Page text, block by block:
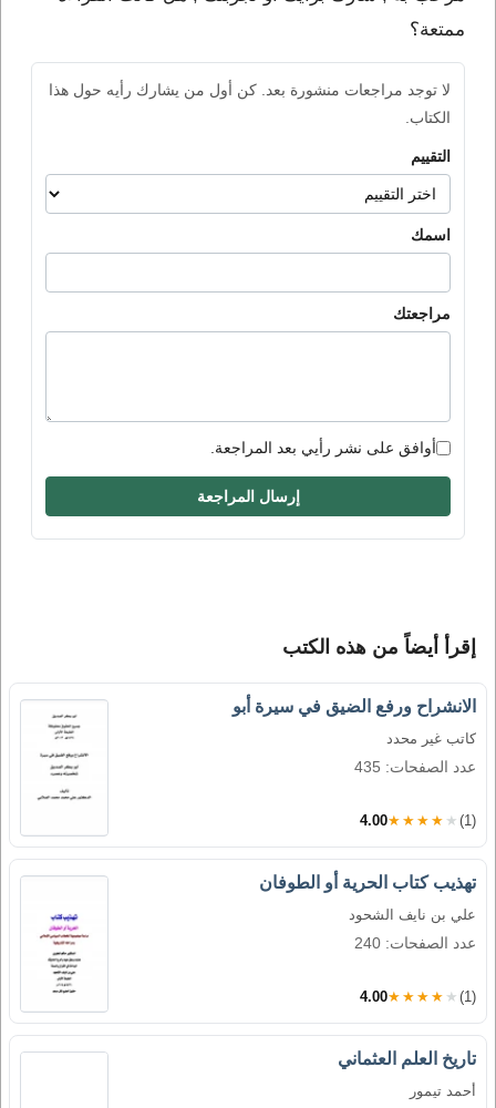
ممتعة؟
لا توجد مراجعات منشورة بعد. كن أول من يشارك رأيه حول هذا
الكتاب.
التقييم
اسمك
مراجعتك
أوافق على نشر رأيي بعد المراجعة.
إرسال المراجعة
إقرأ أيضاً من هذه الكتب
الانشراح ورفع الضيق في سيرة أبو
كاتب غير محدد
عدد الصفحات: 435
4.00★★★★★ (1)
تهذيب كتاب الحرية أو الطوفان
علي بن نايف الشحود
عدد الصفحات: 240
4.00★★★★★ (1)
تاريخ العلم العثماني
أحمد تيمور